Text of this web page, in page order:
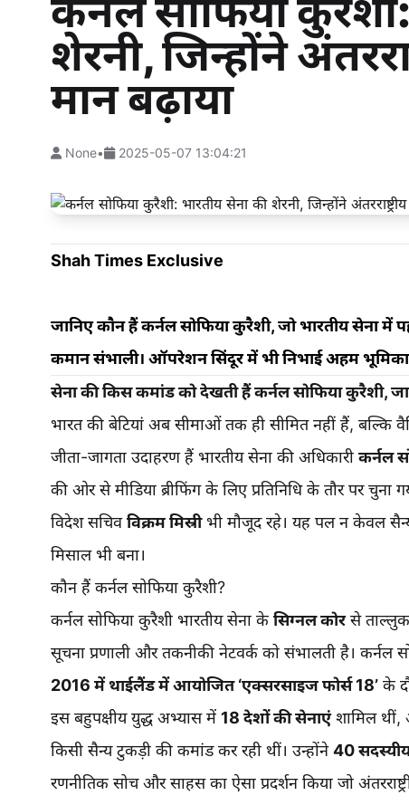
कर्नल सोफिया
शेरनी, जिन्होंने
मान बढ़ाया
None• 2025-05-07 13:04:21
Shah Times Exclusive
जानिए कौन हैं कर्नल सोफिया कुरैशी, जो भारतीय सेना में
कमान संभाली। ऑपरेशन सिंदूर में भी निभाई अहम
सेना की किस कमांड को देखती हैं कर्नल सोफिया कुरैशी,
भारत की बेटियां अब सीमाओं तक ही सीमित नहीं हैं,
जीता-जागता उदाहरण हैं भारतीय सेना की अधिकारी कर्नल
की ओर से मीडिया ब्रीफिंग के लिए प्रतिनिधि के तौर पर
विदेश सचिवविक्रम मिस्रीभी मौजूद रहे। यह पल न केवल
मिसाल भी बना।
कौन हैं कर्नल सोफिया कुरैशी?
कर्नल सोफिया कुरैशी भारतीय सेना के सिग्नल कोरसे ताल्लुक
सूचना प्रणाली और तकनीकी नेटवर्क को संभालती है। कर्नल
2016 में थाईलैंड में आयोजित ‘एक्सरसाइज फोर्स 18’ के
इस बहुपक्षीय युद्ध अभ्यास में 18 देशों की सेनाएंशामिल थीं,
किसी सैन्य टुकड़ी की कमांड कर रही थीं। उन्होंने40
रणनीतिक सोच और साहस का ऐसा प्रदर्शन किया जो